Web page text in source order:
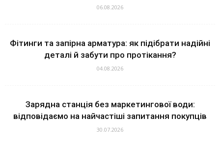
06.08.2026
Фітинги та запірна арматура: як підібрати надійні
деталі й забути про протікання?
04.08.2026
Зарядна станція без маркетингової води:
відповідаємо на найчастіші запитання покупців
30.07.2026